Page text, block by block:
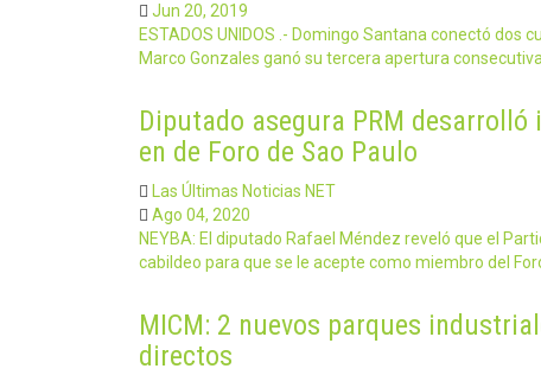
Jun 20, 2019
ESTADOS UNIDOS .- Domingo Santana conectó
Marco Gonzales ganó su tercera apertura
Diputado asegura PRM
en de Foro de Sao Paulo
Las Últimas Noticias NET
Ago 04, 2020
NEYBA: El diputado Rafael Méndez reveló que el
cabildeo para que se le acepte como miembro del
MICM: 2 nuevos parques
directos